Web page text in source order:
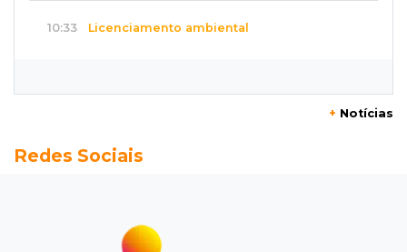
10:33 Licenciamento ambiental
Celulose
10:25
Dourados
TV News
+ Notícias
Redes Sociais